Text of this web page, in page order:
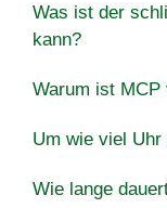
Was ist der
kann?
Warum ist MCP
Um wie viel
Wie lange